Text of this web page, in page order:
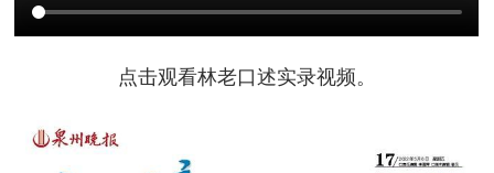
点击观看林老口述实录视频。